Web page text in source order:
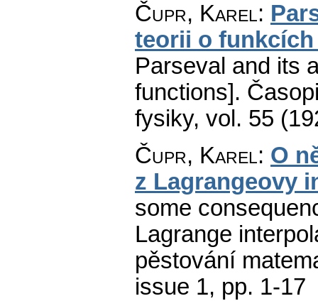
Čupr, Karel:
teorii o
Parseval and its
functions].
fysiky, vol. 55
Čupr, Karel: O
z Lagrangeovy
some
Lagrange
pěstování
issue 1, pp. 1-17